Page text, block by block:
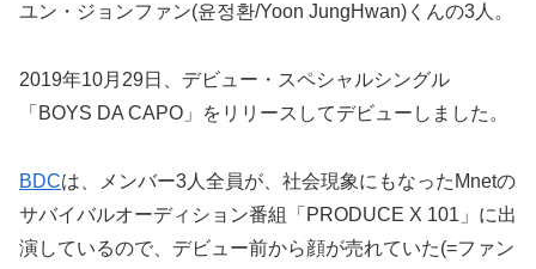
ユン・ジョンファン(윤정환/Yoon JungHwan)くんの3人。
2019年10月29日、デビュー・スペシャルシングル
「BOYS DA CAPO」をリリースしてデビューしました。
BDCは、メンバー3人全員が、社会現象にもなったMnetの
サバイバルオーディション番組「PRODUCE X 101」に出
演しているので、デビュー前から顔が売れていた(=ファン